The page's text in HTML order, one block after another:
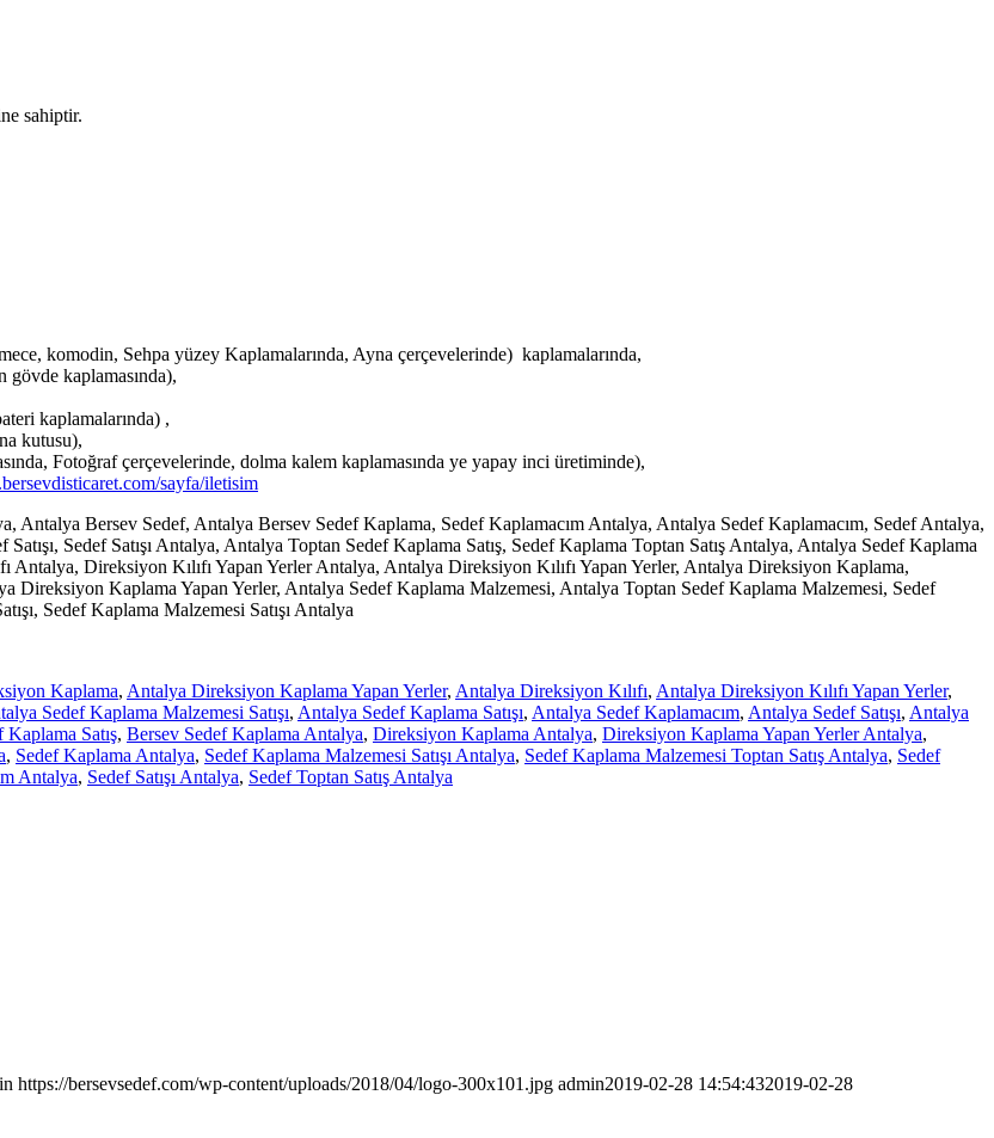
sahiptir.
komodin, Sehpa yüzey Kaplamalarında, Ayna çerçevelerinde) kaplamalarında,
kaplamasında),
kaplamalarında) ,
kutusu),
Fotoğraf çerçevelerinde, dolma kalem kaplamasında ye yapay inci üretiminde),
sayfa/iletisim
Bersev Sedef, Antalya Bersev Sedef Kaplama, Sedef Kaplamacım Antalya, Antalya Sedef Kaplamacım, Sedef Antalya,
Sedef Satışı Antalya, Antalya Toptan Sedef Kaplama Satış, Sedef Kaplama Toptan Satış Antalya, Antalya Sedef Kaplama
Antalya, Direksiyon Kılıfı Yapan Yerler Antalya, Antalya Direksiyon Kılıfı Yapan Yerler, Antalya Direksiyon Kaplama,
Kaplama Yapan Yerler, Antalya Sedef Kaplama Malzemesi, Antalya Toptan Sedef Kaplama Malzemesi, Sedef
Sedef Kaplama Malzemesi Satışı Antalya
Kaplama, Antalya Direksiyon Kaplama Yapan Yerler, Antalya Direksiyon Kılıfı, Antalya Direksiyon Kılıfı Yapan Yerler,
Sedef Kaplama Malzemesi Satışı, Antalya Sedef Kaplama Satışı, Antalya Sedef Kaplamacım, Antalya Sedef Satışı, Antalya
Satış, Bersev Sedef Kaplama Antalya, Direksiyon Kaplama Antalya, Direksiyon Kaplama Yapan Yerler Antalya,
, Sedef Kaplama Antalya, Sedef Kaplama Malzemesi Satışı Antalya, Sedef Kaplama Malzemesi Toptan Satış Antalya, Sedef
Antalya, Sedef Satışı Antalya, Sedef Toptan Satış Antalya
https://bersevsedef.com/wp-content/uploads/2018/04/logo-300x101.jpg admin2019-02-28 14:54:432019-02-28